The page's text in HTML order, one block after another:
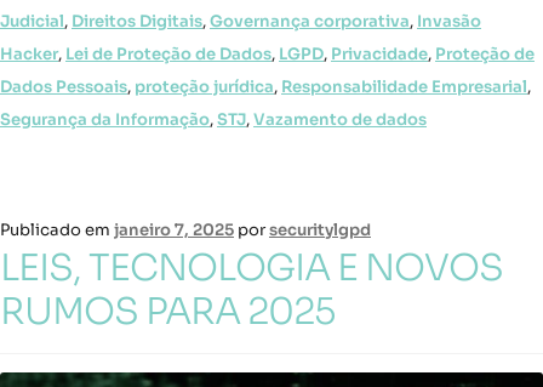
Judicial, Direitos Digitais,Governança corporativa, Invasão
Hacker, Lei de Proteção de Dados, LGPD, Privacidade, Proteção de
Dados Pessoais, proteção jurídica, Responsabilidade Empresarial,
Segurança da Informação,STJ,Vazamento de dados
Publicado em janeiro 7, 2025 porsecuritylgpd
LEIS, TECNOLOGIA E NOVOS
RUMOS PARA 2025